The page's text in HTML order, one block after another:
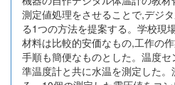
測定値処理をさせることで,デジ
る1つの方法を提案する。学校現
材料は比較的安価なもの,工作の
手順も簡便なものとした。温度
準温度計と共に水温を測定した